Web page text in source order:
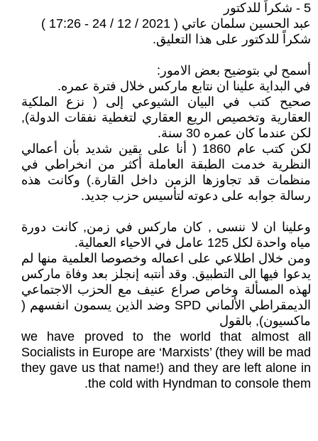
5 - شكراً للدكتور
عبد الحسين سلمان عاتي ( 2021 / 12 / 24 - 17:26 )
شكراً للدكتور على هذا التعليق.
أسمح لي بتوضيح بعض الامور:
في البداية علينا ان نتابع ماركس خلال فترة عمره.
صحيح كتب في البيان الشيوعي إلى ( نزع الملكية
العقارية وتخصيص الريع العقاري لتغطية نفقات الدولة),
لكن عندما كان عمره 30 سنة.
لكن كتب عام 1860 ( أنا على يقين شديد بأن أعمالي
النظرية خدمت الطبقة العاملة أكثر من انخراطي في
منظمات قد تجاوزها الزمن داخل القارة.) وكانت هذه
رسالة جوابه على دعوته لتأسيس حزب جديد.
وعلينا ان لا ننسى , كان ماركس في زمن, كانت دورة
مياه واحدة لكل 125 عامل في الاحياء العمالية.
ومن خلال اطلاعي على اعماله وخصوصا العلمية منها لم
يدعوا فيها الى التطبيق. وقد أنتبه إنجلز بعد وفاة ماركس
لهذه المسألة وخاص صراع عنيف مع الحزب الاجتماعي
الديمقراطي الألماني SPD وضد الذين يسمون انفسهم (
ماكسيون), بالقول
we have proved to the world that almost all
Socialists in Europe are ‘Marxists’ (they will be mad
they gave us that name!) and they are left alone in
the cold with Hyndman to console them.